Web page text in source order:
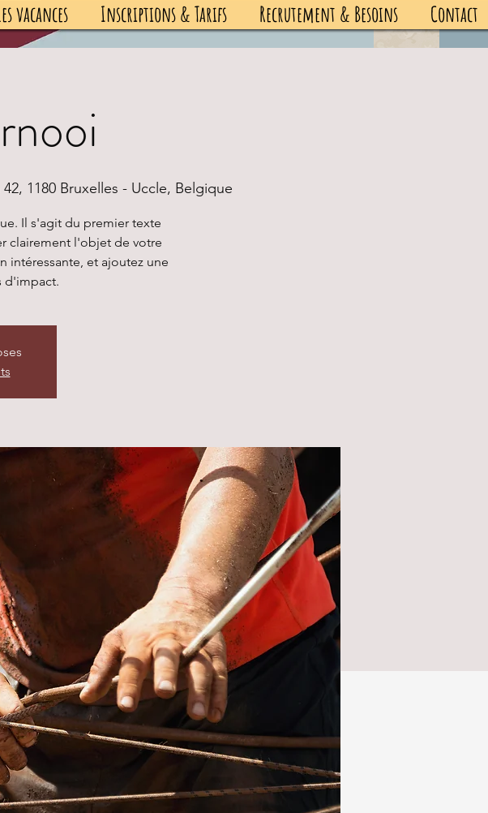
vacances Inscriptions & Tarifs Recrutement & Besoins Contact
1180 Bruxelles - Uccle, Belgique
Il s'agit du premier texte
clairement l'objet de votre
intéressante, et ajoutez une
d'impact.